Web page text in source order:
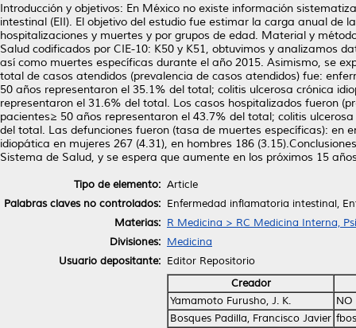
Introducción y objetivos: En México no existe información
intestinal (EII). El objetivo del estudio fue estimar la carga anual de
hospitalizaciones y muertes y por grupos de edad. Material y
Salud codificados por CIE-10: K50 y K51, obtuvimos y analizamos
así como muertes específicas durante el año 2015. Asimismo, se
total de casos atendidos (prevalencia de casos atendidos) fue:
50 años representaron el 35.1% del total; colitis ulcerosa crónica
representaron el 31.6% del total. Los casos hospitalizados fueron
pacientes≥ 50 años representaron el 43.7% del total; colitis
del total. Las defunciones fueron (tasa de muertes específicas): en
idiopática en mujeres 267 (4.31), en hombres 186
Sistema de Salud, y se espera que aumente en los próximos 15
Tipo de elemento: Article
Palabras claves no controlados: Enfermedad inflamatoria intestinal,
Materias: R Medicina > RC Medicina Interna,
Divisiones: Medicina
Usuario depositante: Editor Repositorio
Creador
Yamamoto Furusho, J. K.
NO
Bosques Padilla, Francisco Javier